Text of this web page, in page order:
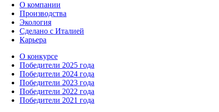
О компании
Производства
Экология
Сделано с Италией
Карьера
О конкурсе
Победители 2025 года
Победители 2024 года
Победители 2023 года
Победители 2022 года
Победители 2021 года